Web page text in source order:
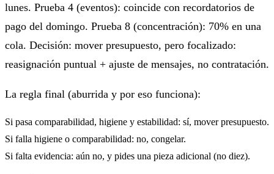
lunes. Prueba 4 (eventos): coincide con recordatorios de
pago del domingo. Prueba 8 (concentración): 70% en una
cola. Decisión: mover presupuesto, pero focalizado:
reasignación puntual + ajuste de mensajes, no contratación.
La regla final (aburrida y por eso funciona):
Si pasa comparabilidad, higiene y estabilidad: sí, mover presupuesto.
Si falla higiene o comparabilidad: no, congelar.
Si falta evidencia: aún no, y pides una pieza adicional (no diez).